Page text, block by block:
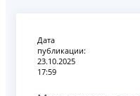
Дата
публикации:
23.10.2025
17:59